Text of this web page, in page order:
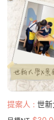
提案人 : 世